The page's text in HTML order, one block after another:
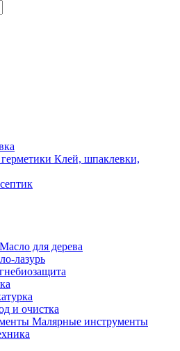
Клей, шпаклевки,
Масло для дерева
лазурь
и очистка
Малярные инструменты